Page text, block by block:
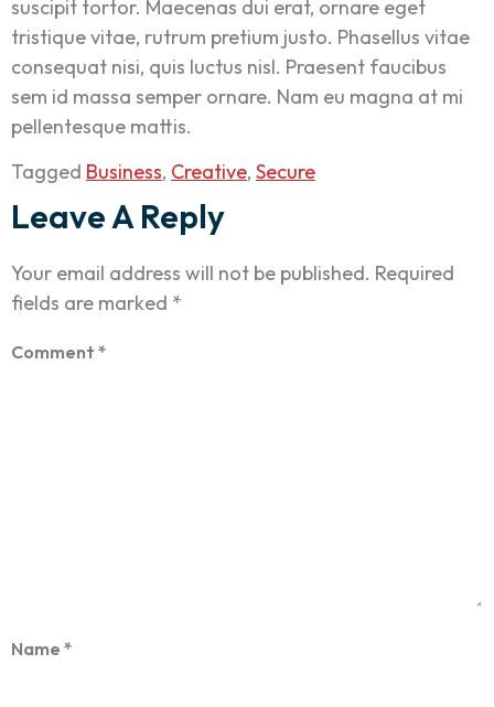
suscipit tortor. Maecenas dui erat, ornare eget
tristique vitae, rutrum pretium justo. Phasellus vitae
consequat nisi, quis luctus nisl. Praesent faucibus
sem id massa semper ornare. Nam eu magna at mi
pellentesque mattis.
Tagged Business, Creative, Secure
Leave A Reply
Your email address will not be published. Required
fields are marked *
Comment *
Name *